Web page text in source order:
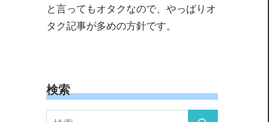
と言ってもオタクなので、やっぱりオ
タク記事が多めの方針です。
検索